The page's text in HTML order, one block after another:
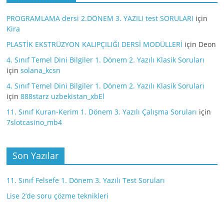
PROGRAMLAMA dersi 2.DÖNEM 3. YAZILI test SORULARI için
Kira
PLASTİK EKSTRÜZYON KALIPÇILIĞI DERSİ MODÜLLERİ için Deon
4. Sınıf Temel Dini Bilgiler 1. Dönem 2. Yazılı Klasik Soruları
içinsolana_kcsn
4. Sınıf Temel Dini Bilgiler 1. Dönem 2. Yazılı Klasik Soruları
için888starz uzbekistan_xbEl
11. Sınıf Kuran-Kerim 1. Dönem 3. Yazılı Çalışma Soruları için
7slotcasino_mb4
Son Yazılar
11. Sınıf Felsefe 1. Dönem 3. Yazılı Test Soruları
Lise 2’de soru çözme teknikleri